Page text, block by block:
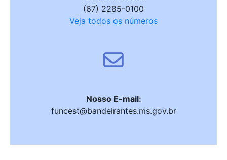
(67) 2285-0100
Veja todos os números
Nosso E-mail:
funcest@bandeirantes.ms.gov.br